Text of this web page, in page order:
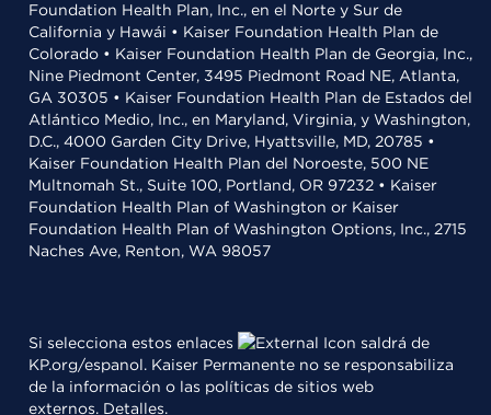
Foundation Health Plan, Inc., en el Norte y Sur de
California y Hawái • Kaiser Foundation Health Plan de
Colorado • Kaiser Foundation Health Plan de Georgia, Inc.,
Nine Piedmont Center, 3495 Piedmont Road NE, Atlanta,
GA 30305 • Kaiser Foundation Health Plan de Estados del
Atlántico Medio, Inc., en Maryland, Virginia, y Washington,
D.C., 4000 Garden City Drive, Hyattsville, MD, 20785 •
Kaiser Foundation Health Plan del Noroeste, 500 NE
Multnomah St., Suite 100, Portland, OR 97232 • Kaiser
Foundation Health Plan of Washington or Kaiser
Foundation Health Plan of Washington Options, Inc., 2715
Naches Ave, Renton, WA 98057
Si selecciona estos enlaces
saldrá de
KP.org/espanol. Kaiser Permanente no se responsabiliza
de la información o las políticas de sitios web
externos. Detalles.